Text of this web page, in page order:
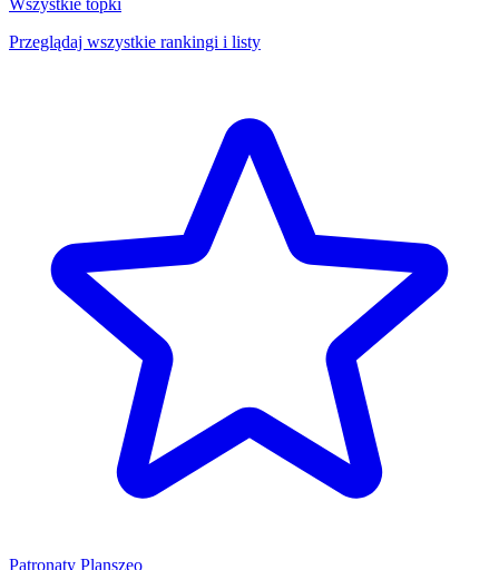
Wszystkie topki
Przeglądaj wszystkie rankingi i listy
Patronaty Planszeo